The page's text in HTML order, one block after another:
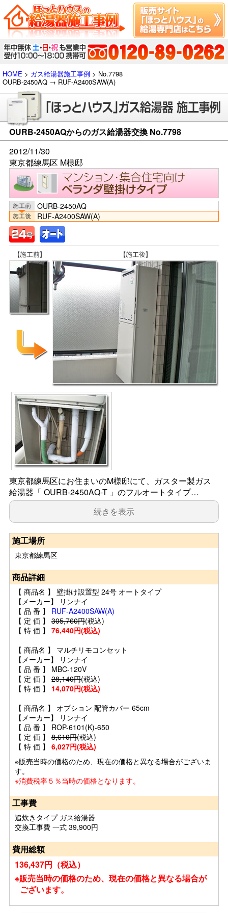
HOME > ガス給湯器施工事例 > No.7798
OURB-2450AQ → RUF-A2400SAW(A)
OURB-2450AQからのガス給湯器交換 No.7798
2012/11/30
東京都練馬区 M様邸
OURB-2450AQ
RUF-A2400SAW(A)
東京都練馬区にお住まいのM様邸にて、ガスター製ガス
給湯器「 OURB-2450AQ-T 」のフルオートタイプ…
続きを表示
施工場所
東京都練馬区
商品詳細
【 商品名 】 壁掛け設置型 24号 オートタイプ
【メーカー】 リンナイ
【 品 番 】 RUF-A2400SAW(A)
【 定 価 】 305,760円(税込)
【 特 価 】 76,440円(税込)
【 商品名 】 マルチリモコンセット
【メーカー】 リンナイ
【 品 番 】 MBC-120V
【 定 価 】 28,140円(税込)
【 特 価 】 14,070円(税込)
【 商品名 】 オプション 配管カバー 65cm
【メーカー】 リンナイ
【 品 番 】 ROP-6101(K)-650
【 定 価 】 8,610円(税込)
【 特 価 】 6,027円(税込)
※販売当時の価格のため、現在の価格と異なる場合がございま
す。
※消費税率５％当時の価格となります。
工事費
追炊きタイプ ガス給湯器
交換工事費 一式 39,900円
費用総額
136,437円（税込）
※販売当時の価格のため、現在の価格と異なる場合が
ございます。